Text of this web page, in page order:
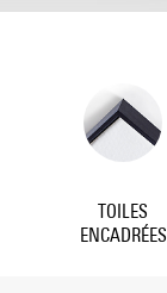
TOILES
ENCADRÉES